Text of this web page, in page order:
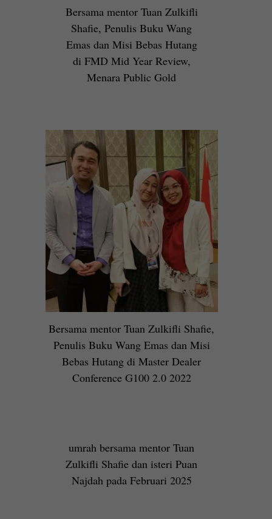
Bersama mentor Tuan Zulkifli
Shafie, Penulis Buku Wang
Emas dan Misi Bebas Hutang
di FMD Mid Year Review,
Menara Public Gold
Bersama mentor Tuan Zulkifli Shafie,
Penulis Buku Wang Emas dan Misi
Bebas Hutang di Master Dealer
Conference G100 2.0 2022
umrah bersama mentor Tuan
Zulkifli Shafie dan isteri Puan
Najdah pada Februari 2025